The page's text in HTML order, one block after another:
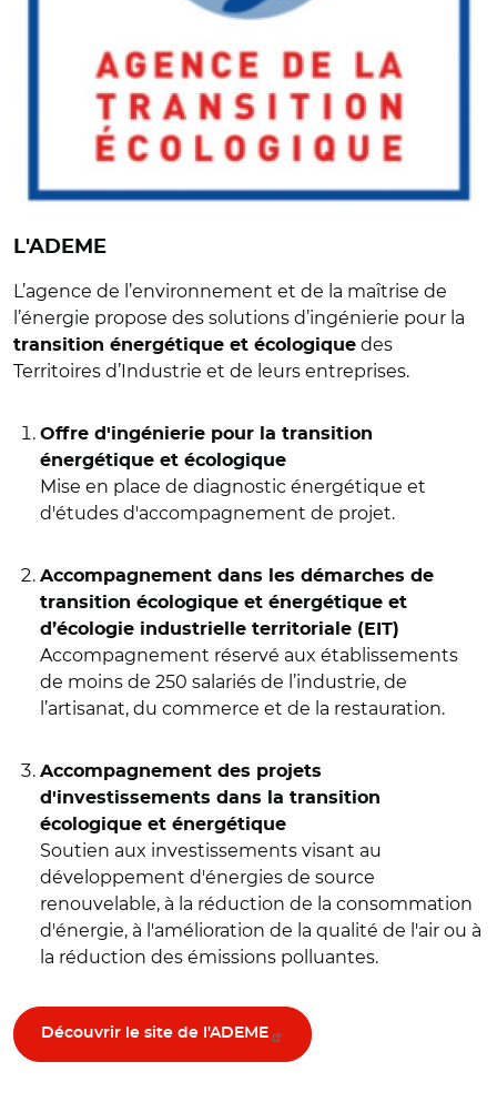
L'ADEME
L’agence de l’environnement et de la maîtrise de
l’énergie propose des solutions d’ingénierie pour la
transition énergétique et écologique des
Territoires d’Industrie et de leurs entreprises.
Offre d'ingénierie pour la transition
énergétique et écologique
Mise en place de diagnostic énergétique et
d'études d'accompagnement de projet.
Accompagnement dans les démarches de
transition écologique et énergétique et
d’écologie industrielle territoriale (EIT)
Accompagnement réservé aux établissements
de moins de 250 salariés de l’industrie, de
l’artisanat, du commerce et de la restauration.
Accompagnement des projets
d'investissements dans la transition
écologique et énergétique
Soutien aux investissements visant au
développement d'énergies de source
renouvelable, à la réduction de la consommation
d'énergie, à l'amélioration de la qualité de l'air ou à
la réduction des émissions polluantes.
Découvrir le site de l'ADEME